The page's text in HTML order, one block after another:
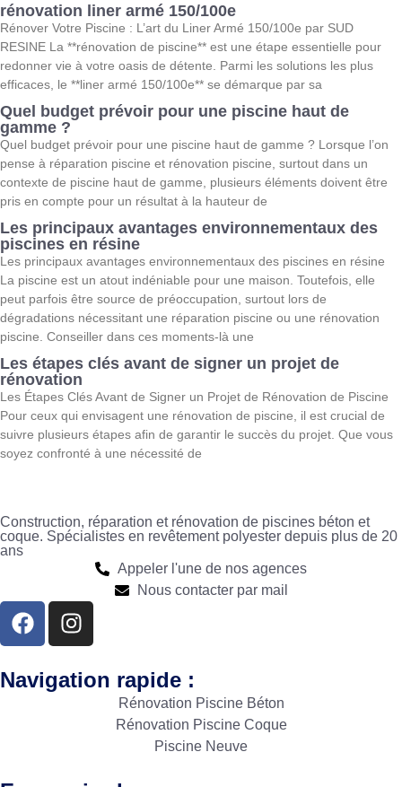
rénovation liner armé 150/100e
Rénover Votre Piscine : L’art du Liner Armé 150/100e par SUD
RESINE La **rénovation de piscine** est une étape essentielle pour
redonner vie à votre oasis de détente. Parmi les solutions les plus
efficaces, le **liner armé 150/100e** se démarque par sa
Quel budget prévoir pour une piscine haut de
gamme ?
Quel budget prévoir pour une piscine haut de gamme ? Lorsque l’on
pense à réparation piscine et rénovation piscine, surtout dans un
contexte de piscine haut de gamme, plusieurs éléments doivent être
pris en compte pour un résultat à la hauteur de
Les principaux avantages environnementaux des
piscines en résine
Les principaux avantages environnementaux des piscines en résine
La piscine est un atout indéniable pour une maison. Toutefois, elle
peut parfois être source de préoccupation, surtout lors de
dégradations nécessitant une réparation piscine ou une rénovation
piscine. Conseiller dans ces moments-là une
Les étapes clés avant de signer un projet de
rénovation
Les Étapes Clés Avant de Signer un Projet de Rénovation de Piscine
Pour ceux qui envisagent une rénovation de piscine, il est crucial de
suivre plusieurs étapes afin de garantir le succès du projet. Que vous
soyez confronté à une nécessité de
Construction, réparation et rénovation de piscines béton et
coque. Spécialistes en revêtement polyester depuis plus de 20
ans
Appeler l'une de nos agences
Nous contacter par mail
Navigation rapide :
Rénovation Piscine Béton
Rénovation Piscine Coque
Piscine Neuve